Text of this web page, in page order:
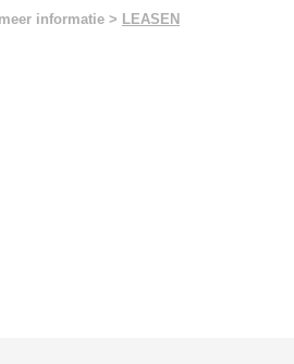
informatie > LEASEN